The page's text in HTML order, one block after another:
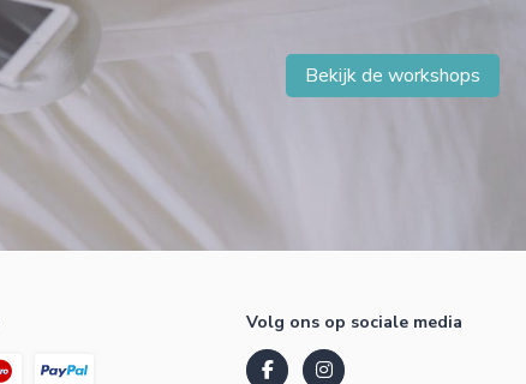
Bekijk de workshops
Volg ons op sociale media